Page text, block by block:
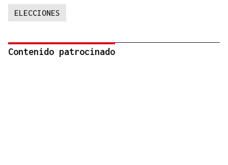
ELECCIONES
Contenido patrocinado